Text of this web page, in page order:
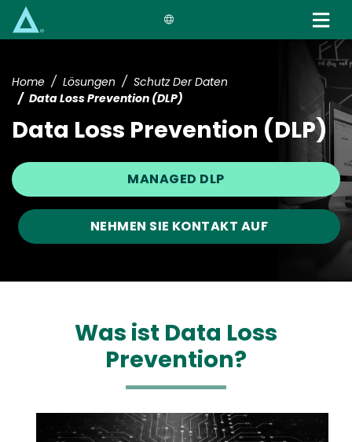
Home Lösungen
Schutz Der Daten
Data Loss Prevention (DLP)
Data Loss Prevention (DLP)
MANAGED DLP
NEHMEN SIE KONTAKT AUF
Was ist Data Loss
Prevention?